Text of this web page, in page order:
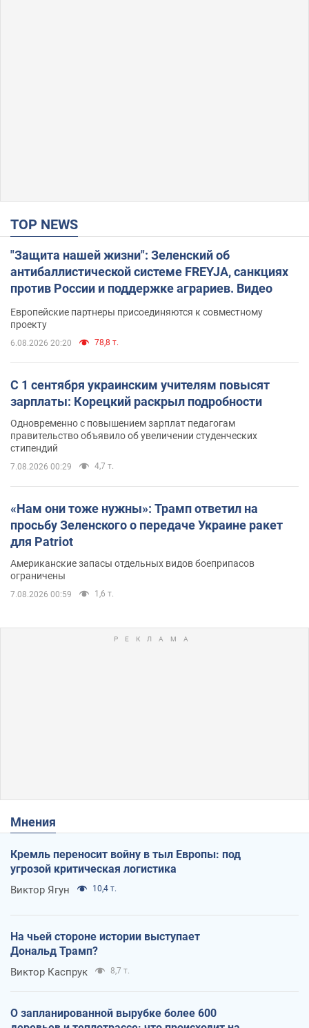
TOP NEWS
"Защита нашей жизни": Зеленский об
антибаллистической системе FREYJA, санкциях
против России и поддержке аграриев. Видео
Европейские партнеры присоединяются к совместному
проекту
6.08.2026 20:20 78,8 т.
С 1 сентября украинским учителям повысят
зарплаты: Корецкий раскрыл подробности
Одновременно с повышением зарплат педагогам
правительство объявило об увеличении студенческих
стипендий
7.08.2026 00:29 4,7 т.
«Нам они тоже нужны»: Трамп ответил на
просьбу Зеленского о передаче Украине ракет
для Patriot
Американские запасы отдельных видов боеприпасов
ограничены
7.08.2026 00:59 1,6 т.
Мнения
Кремль переносит войну в тыл Европы: под
угрозой критическая логистика
Виктор Ягун 10,4 т.
На чьей стороне истории выступает
Дональд Трамп?
Виктор Каспрук 8,7 т.
О запланированной вырубке более 600